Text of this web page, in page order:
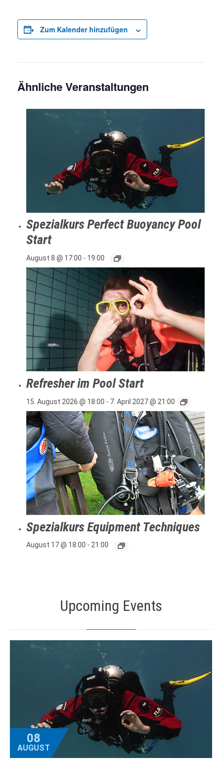
Zum Kalender hinzufügen
Ähnliche Veranstaltungen
Spezialkurs Perfect Buoyancy Pool
Start
August 8 @ 17:00 - 19:00
Refresher im Pool Start
15. August 2026 @ 18:00 - 7. April 2027 @ 21:00
Spezialkurs Equipment Techniques
August 17 @ 18:00 -21:00
Upcoming Events
08
AUGUST